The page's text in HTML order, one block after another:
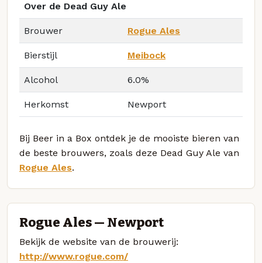
Over de Dead Guy Ale
Brouwer Rogue Ales
Bierstijl Meibock
Alcohol 6.0%
Herkomst Newport
Bij Beer in a Box ontdek je de mooiste bieren van
de beste brouwers, zoals deze Dead Guy Ale van
Rogue Ales.
Rogue Ales — Newport
Bekijk de website van de brouwerij:
http://www.rogue.com/